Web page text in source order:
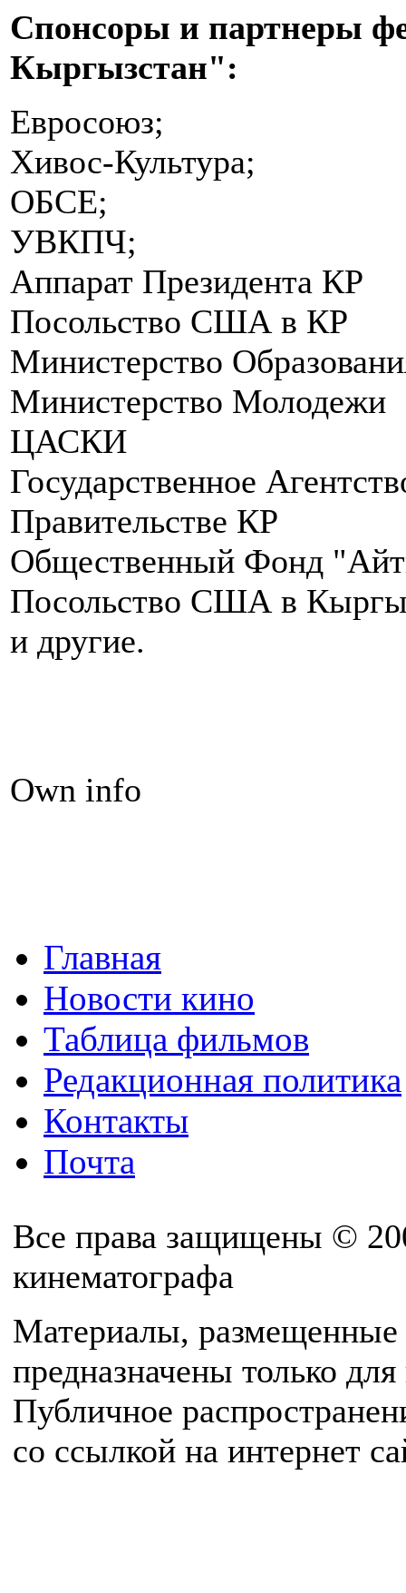
Спонсоры и партнеры
Кыргызстан":
Евросоюз;
Хивос-Культура;
ОБСЕ;
УВКПЧ;
Аппарат Президента КР
Посольство США в КР
Министерство
Министерство Молодежи
ЦАСКИ
Государственное
Правительстве КР
Общественный Фонд
Посольство США в
и другие.
Own info
Главная
Новости кино
Таблица фильмов
Редакционная политика
Контакты
Почта
Все права защищены ©
кинематографа
Материалы, размещенные
предназначены только
Публичное
со ссылкой на интернет